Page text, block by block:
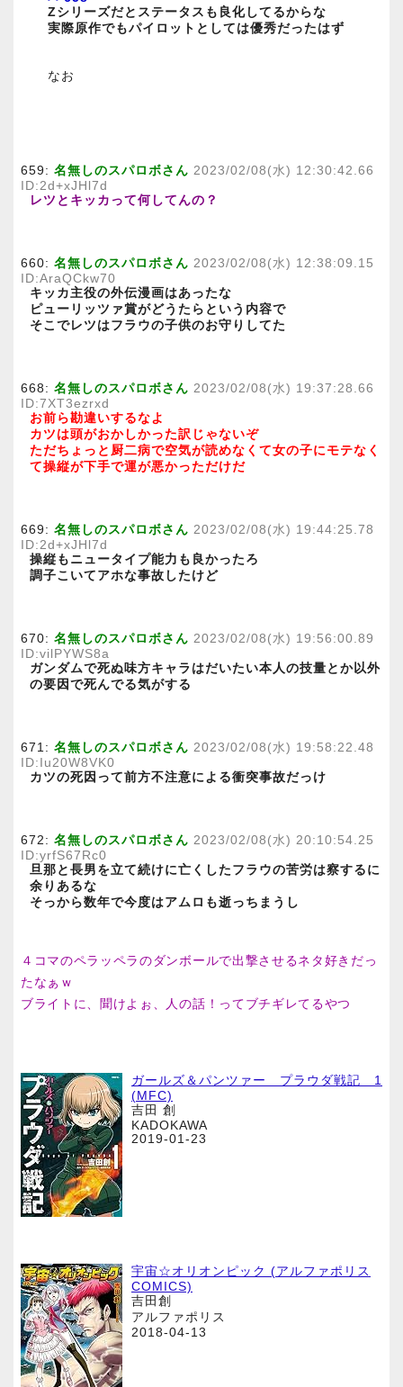
Zシリーズだとステータスも良化してるからな
実際原作でもパイロットとしては優秀だったはず
なお
659: 名無しのスパロボさん 2023/02/08(水) 12:30:42.66
ID:2d+xJHl7d
レツとキッカって何してんの？
660: 名無しのスパロボさん 2023/02/08(水) 12:38:09.15
ID:AraQCkw70
キッカ主役の外伝漫画はあったな
ピューリッツァ賞がどうたらという内容で
そこでレツはフラウの子供のお守りしてた
668: 名無しのスパロボさん 2023/02/08(水) 19:37:28.66
ID:7XT3ezrxd
お前ら勘違いするなよ
カツは頭がおかしかった訳じゃないぞ
ただちょっと厨二病で空気が読めなくて女の子にモテなく
て操縦が下手で運が悪かっただけだ
669: 名無しのスパロボさん 2023/02/08(水) 19:44:25.78
ID:2d+xJHl7d
操縦もニュータイプ能力も良かったろ
調子こいてアホな事故したけど
670: 名無しのスパロボさん 2023/02/08(水) 19:56:00.89
ID:vilPYWS8a
ガンダムで死ぬ味方キャラはだいたい本人の技量とか以外
の要因で死んでる気がする
671: 名無しのスパロボさん 2023/02/08(水) 19:58:22.48
ID:Iu20W8VK0
カツの死因って前方不注意による衝突事故だっけ
672: 名無しのスパロボさん 2023/02/08(水) 20:10:54.25
ID:yrfS67Rc0
旦那と長男を立て続けに亡くしたフラウの苦労は察するに
余りあるな
そっから数年で今度はアムロも逝っちまうし
４コマのペラッペラのダンボールで出撃させるネタ好きだっ
たなぁｗ
ブライトに、聞けよぉ、人の話！ってブチギレてるやつ
ガールズ＆パンツァー プラウダ戦記 1
(MFC)
吉田 創
KADOKAWA
2019-01-23
宇宙☆オリオンピック (アルファポリス
COMICS)
吉田創
アルファポリス
2018-04-13